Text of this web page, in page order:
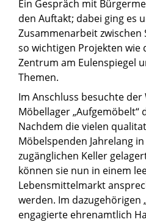
Ein Gespräch mit
den Auftakt; dabei ging es
Zusammenarbeit zwischen
so wichtigen Projekten wie
Zentrum am Eulenspiegel
Themen.
Im Anschluss besuchte
Möbellager „Aufgemöbelt“
Nachdem die vielen
Möbelspenden Jahrelang
zugänglichen Keller
können sie nun in einem
Lebensmittelmarkt
werden. Im dazugehörigen
engagierte ehrenamtlich